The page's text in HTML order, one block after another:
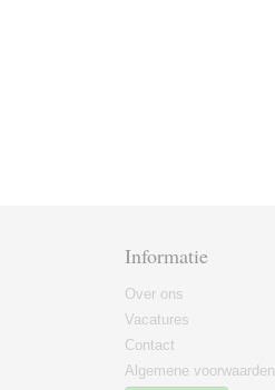
Informatie
Over ons
Vacatures
Contact
Algemene voorwaarden